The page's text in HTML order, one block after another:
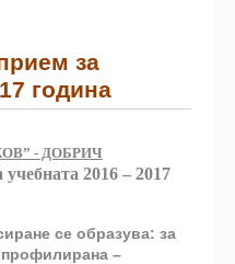
за
година
- ДОБРИЧ
2016 – 2017
се образува: за
–